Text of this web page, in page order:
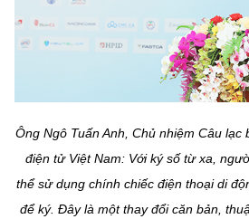
Ông Ngô Tuấn Anh, Chủ nhiệm Câu lạc
điện tử Việt Nam: Với ký số từ xa,
thể sử dụng chính chiếc điện thoại di
để ký. Đây là một thay đổi căn bản,